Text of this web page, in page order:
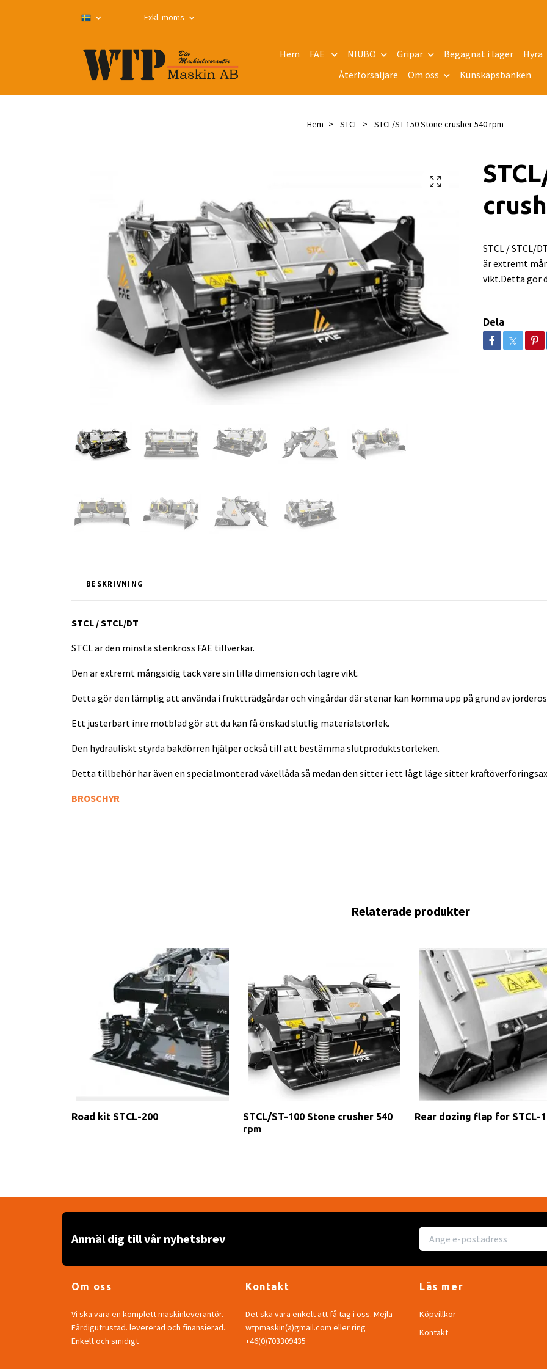
Exkl. moms
Hem FAE NIUBO Gripar Begagnat i lager Hyra
Återförsäljare
Om oss Kunskapsbanken
Hem STCL STCL/ST-150 Stone crusher 540 rpm
STCL / STCL/
är extremt
vikt.Detta gör
Dela
BESKRIVNING
STCL / STCL/DT
STCL är den minsta stenkross FAE tillverkar.
Den är extremt mångsidig tack vare sin lilla dimension och lägre vikt.
Detta gör den lämplig att använda i fruktträdgårdar och vingårdar där stenar kan komma upp på grund av
Ett justerbart inre motblad gör att du kan få önskad slutlig materialstorlek.
Den hydrauliskt styrda bakdörren hjälper också till att bestämma slutproduktstorleken.
Detta tillbehör har även en specialmonterad växellåda så medan den sitter i ett lågt läge sitter
BROSCHYR
Road kit STCL-200
STCL/ST-100 Stone crusher 540
rpm
Rear dozing flap for STCL-
Anmäl dig till vår nyhetsbrev
Om oss
Vi ska vara en komplett maskinleverantör.
Färdigutrustad. levererad och finansierad.
Enkelt och smidigt
Kontakt
Det ska vara enkelt att få tag i oss. Mejla
wtpmaskin(a)gmail.com eller ring
+46(0)703309435
Läs mer
Köpvillkor
Kontakt